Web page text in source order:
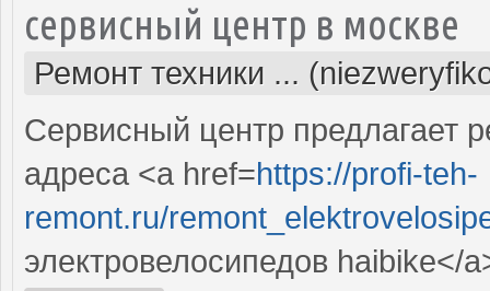
сервисный центр в москве
Ремонт техники ...
Сервисный центр предлагает
адреса <a href=https://profi-teh-
remont.ru/
электровелосипедов haibike</